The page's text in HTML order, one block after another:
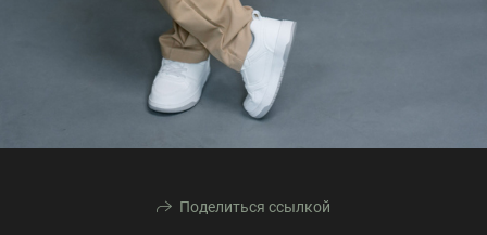
Поделиться ссылкой